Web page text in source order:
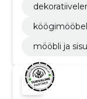
köögimööbel
mööbli ja